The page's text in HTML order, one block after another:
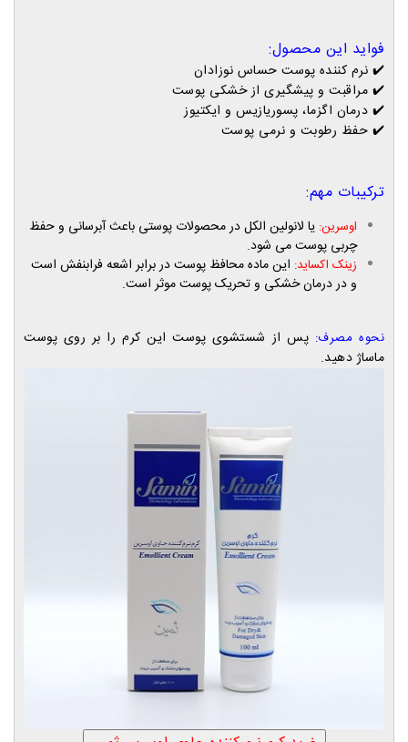
فواید این محصول:
✔️ نرم کننده پوست حساس نوزادان
✔️ مراقبت و پیشگیری از خشکی پوست
✔️ درمان اگزما، پسوریازیس و ایکتیوز
✔️ حفظ رطوبت و نرمی پوست
ترکیبات مهم:
اوسرین: یا لانولین الکل در محصولات پوستی باعث آبرسانی و حفظ
چربی پوست می شود.
زینک اکساید: این ماده محافظ پوست در برابر اشعه فرابنفش است
و در درمان خشکی و تحریک پوست موثر است.
نحوه مصرف: پس از شستشوی پوست این کرم را بر روی پوست
ماساژ دهید.